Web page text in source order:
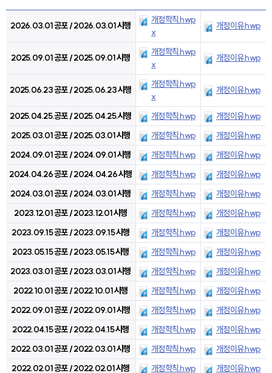
2026.03.01 공포 / 2026.03.01 시행
개정학칙.hwp
x
개정이유.hwp
2025.09.01 공포 / 2025.09.01 시행
개정학칙.hwp
x
개정이유.hwp
2025.06.23 공포 / 2025.06.23 시행
개정학칙.hwp
x
개정이유.hwp
2025.04.25.공포 / 2025.04.25.시행 개정학칙.hwp
개정이유.hwp
2025.03.01 공포 / 2025.03.01 시행
개정학칙.hwp
개정이유.hwp
2024.09.01 공포 / 2024.09.01 시행
개정학칙.hwp
개정이유.hwp
2024.04.26 공포 / 2024.04.26 시행
개정학칙.hwp
개정이유.hwp
2024.03.01 공포 / 2024.03.01 시행
개정학칙.hwp
개정이유.hwp
2023.12.01 공포 / 2023.12.01 시행
개정학칙.hwp
개정이유.hwp
2023.09.15 공포 / 2023.09.15 시행
개정학칙.hwp
개정이유.hwp
2023.05.15 공포 / 2023.05.15 시행
개정학칙.hwp
개정이유.hwp
2023.03.01 공포 / 2023.03.01 시행
개정학칙.hwp
개정이유.hwp
2022.10.01 공포 / 2022.10.01 시행
개정학칙.hwp
개정이유.hwp
2022.09.01 공포 / 2022.09.01 시행
개정학칙.hwp
개정이유.hwp
2022.04.15 공포 / 2022.04.15 시행
개정학칙.hwp
개정이유.hwp
2022.03.01 공포 / 2022.03.01 시행
개정학칙.hwp
개정이유.hwp
2022.02.01 공포 / 2022.02.01 시행
개정학칙.hwp
개정이유.hwp